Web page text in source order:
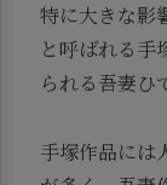
特に大きな影
と呼ばれる手
られる吾妻ひ
手塚作品には